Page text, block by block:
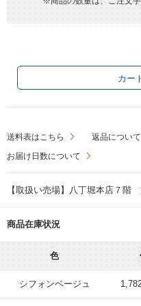
カー
送料表はこちら
返品について
お届け日数について
【取扱い売場】八丁堀本店７階
商品在庫状況
色
シフォンベージュ